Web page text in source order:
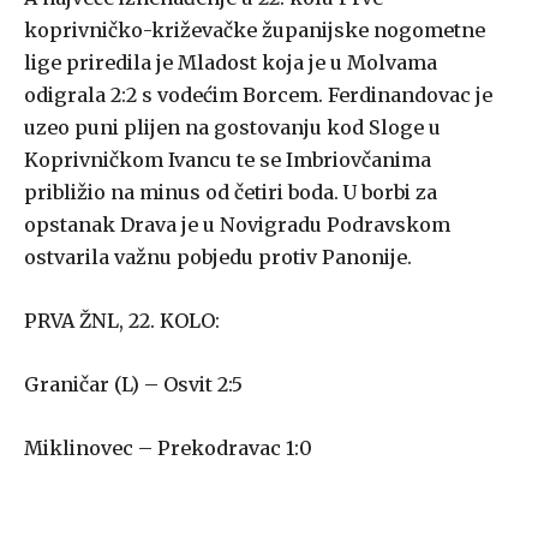
koprivničko-križevačke županijske nogometne
lige priredila je Mladost koja je u Molvama
odigrala 2:2 s vodećim Borcem. Ferdinandovac je
uzeo puni plijen na gostovanju kod Sloge u
Koprivničkom Ivancu te se Imbriovčanima
približio na minus od četiri boda. U borbi za
opstanak Drava je u Novigradu Podravskom
ostvarila važnu pobjedu protiv Panonije.
PRVA ŽNL, 22. KOLO:
Graničar (L) – Osvit 2:5
Miklinovec – Prekodravac 1:0